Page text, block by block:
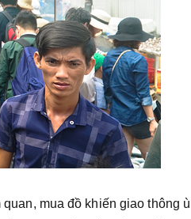
mua đồ khiến giao thông